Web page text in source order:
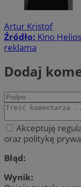
Artur Kristof
Źródło: Kino Helios
reklama
Dodaj
Akceptuję
oraz politykę
Błąd:
Wynik: